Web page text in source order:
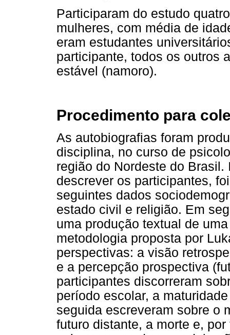
Participaram do estudo
mulheres, com média de
eram estudantes
participante, todos os outros
estável (namoro).
Procedimento para
As autobiografias foram
disciplina, no curso de
região do Nordeste do
descrever os participantes,
seguintes dados
estado civil e religião. Em
uma produção textual de
metodologia proposta por
perspectivas: a visão
e a percepção prospectiva
participantes discorreram
período escolar, a
seguida escreveram sobre o
futuro distante, a morte e,